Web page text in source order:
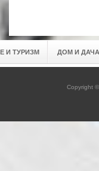
И ТУРИЗМ ДОМ И ДАЧА
Copyright